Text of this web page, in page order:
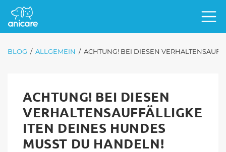
BLOG / ALLGEMEIN / ACHTUNG! BEI DIESEN
ACHTUNG! BEI DIESEN
VERHALTENSAUFFÄLLIGKE
ITEN DEINES HUNDES
MUSST DU HANDELN!